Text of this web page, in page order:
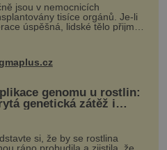
jsou v nemocnicích
tisíce orgánů. Je-li
úspěšná, lidské tělo přijme
genomu u rostlin:
genetická zátěž i
si, že by se rostlina